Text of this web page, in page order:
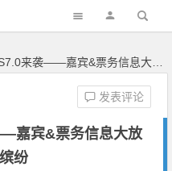
嘉宾&票务信息大放送 你的夏日梦境注定精彩缤纷
嘉宾&票务信息大放
纷
发表评论